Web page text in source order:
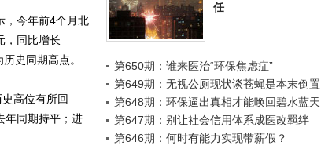
任
第650期：谁来医治“环保焦虑症”
第649期：无视公厕现状谈苍蝇是本末倒置
第648期：环保逼出真相才能唤回碧水蓝天
第647期：别让社会信用体系成医改羁绊
第646期：何时有能力实现带薪假？
今年前4个月北
，同比增长
史同期高点。
高位有所回
年同期持平；进